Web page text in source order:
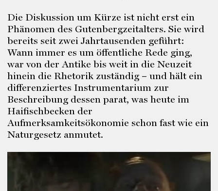
Die Diskussion um Kürze ist nicht erst ein
Phänomen des Gutenbergzeitalters. Sie wird
bereits seit zwei Jahrtausenden geführt:
Wann immer es um öffentliche Rede ging,
war von der Antike bis weit in die Neuzeit
hinein die Rhetorik zuständig – und hält ein
differenziertes Instrumentarium zur
Beschreibung dessen parat, was heute im
Haifischbecken der
Aufmerksamkeitsökonomie schon fast wie ein
Naturgesetz anmutet.